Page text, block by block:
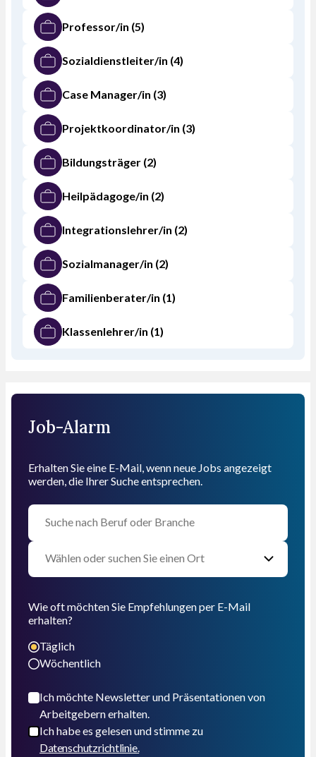
Professor/in (5)
Sozialdienstleiter/in (4)
Case Manager/in (3)
Projektkoordinator/in (3)
Bildungsträger (2)
Heilpädagoge/in (2)
Integrationslehrer/in (2)
Sozialmanager/in (2)
Familienberater/in (1)
Klassenlehrer/in (1)
Job-Alarm
Erhalten Sie eine E-Mail, wenn neue Jobs angezeigt
werden, die Ihrer Suche entsprechen.
Wie oft möchten Sie Empfehlungen per E-Mail
erhalten?
Täglich
Wöchentlich
Ich möchte Newsletter und Präsentationen von
Arbeitgebern erhalten.
Ich habe es gelesen und stimme zu
Datenschutzrichtlinie.